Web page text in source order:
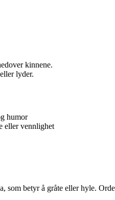
kinnene.
lyder.
humor
eller vennlighet
som betyr å gråte eller hyle.